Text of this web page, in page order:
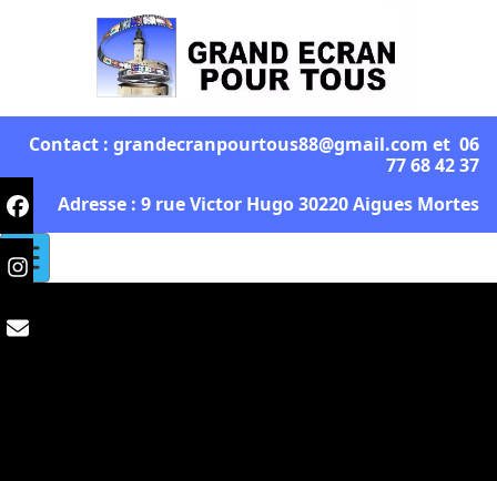
Contact : grandecranpourtous88@gmail.com et 06
77 68 42 37
Adresse : 9 rue Victor Hugo 30220 Aigues Mortes